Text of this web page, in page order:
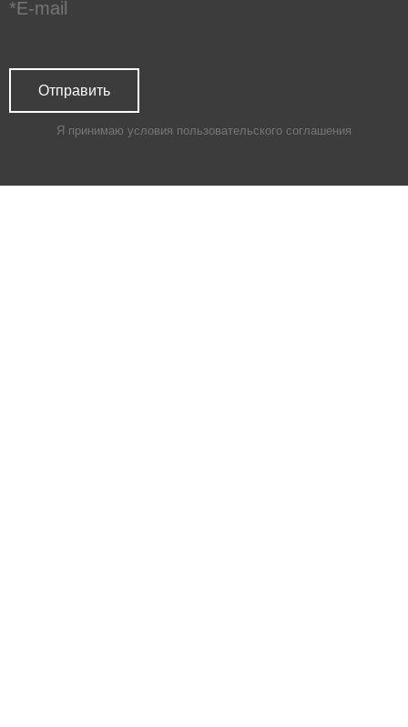
Я принимаю условия пользовательского соглашения